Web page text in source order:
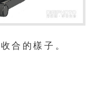
合的樣子。